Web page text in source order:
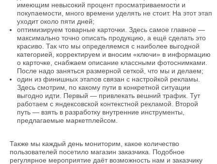
имеющим невысокий процент просматриваемости и
покупаемости, много времени уделять не стоит. На этот этап
уходит около пяти дней;
оптимизируем товарные карточки. Здесь самое главное —
максимально точно описать продукцию, а ещё сделать это
красиво. Так что мы определяемся с наиболее выгодной
категорией, корректируем и вносим «ключи» в информацию
о карточке, снабжаем описание классными фотоснимками.
После надо заняться размерной сеткой, что мы и делаем;
один из финишных этапов связан с настройкой рекламы.
Здесь смотрим, по какому пути в конкретной ситуации
выгодно идти. Первый — привлекать вешний трафик. Тут
работаем с яндексовской контекстной рекламой. Второй
путь — взять в разработку внутренние инструменты,
предлагаемые маркетплейсом.
Также мы каждый день мониторим, какое количество
пользователей посетило магазин заказчика. Подобное
регулярное мероприятие даёт возможность нам и заказчику